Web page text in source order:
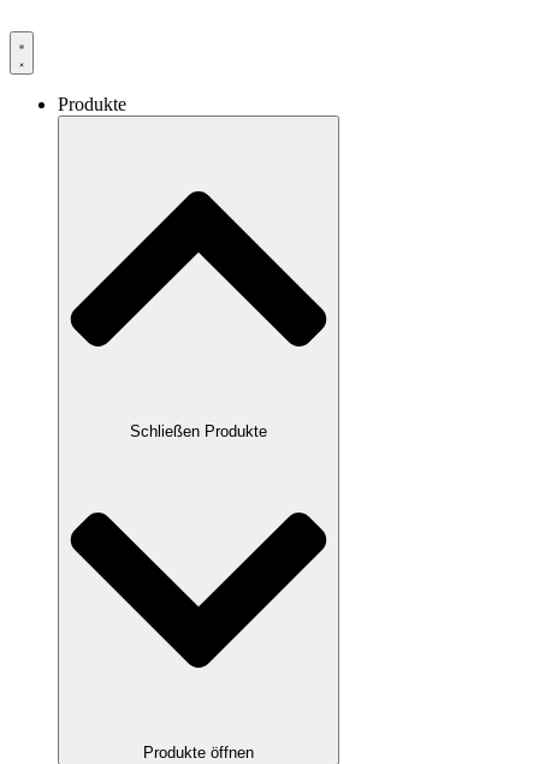
Produkte
Schließen Produkte
Produkte öffnen